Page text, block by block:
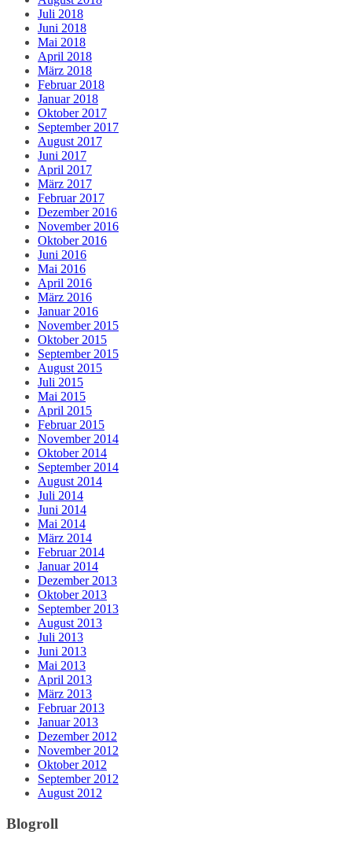
Juli 2018
Juni 2018
Mai 2018
April 2018
März 2018
Februar 2018
Januar 2018
Oktober 2017
September 2017
August 2017
Juni 2017
April 2017
März 2017
Februar 2017
Dezember 2016
November 2016
Oktober 2016
Juni 2016
Mai 2016
April 2016
März 2016
Januar 2016
November 2015
Oktober 2015
September 2015
August 2015
Juli 2015
Mai 2015
April 2015
Februar 2015
November 2014
Oktober 2014
September 2014
August 2014
Juli 2014
Juni 2014
Mai 2014
März 2014
Februar 2014
Januar 2014
Dezember 2013
Oktober 2013
September 2013
August 2013
Juli 2013
Juni 2013
Mai 2013
April 2013
März 2013
Februar 2013
Januar 2013
Dezember 2012
November 2012
Oktober 2012
September 2012
August 2012
Blogroll